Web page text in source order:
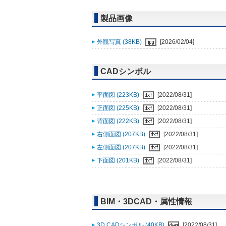
製品画像
外観写真 (38KB) [2026/02/04]
CADシンボル
平面図 (223KB)
[2022/08/31]
正面図 (225KB)
[2022/08/31]
背面図 (222KB)
[2022/08/31]
右側面図 (207KB)
[2022/08/31]
左側面図 (207KB)
[2022/08/31]
下面図 (201KB)
[2022/08/31]
BIM・3DCAD・属性情報